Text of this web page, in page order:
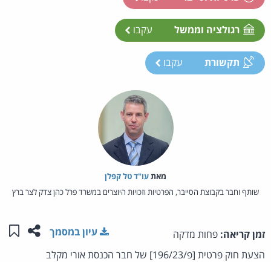
רגולציה וממשל עקבו
תקשורת עקבו
מאת‏עו"ד טל קפלן
שותף וחבר בקבוצת הסייבר, הפרטיות וזכויות היוצרים במשרד פרל כהן צדק לצר ברץ
זמן קריאה: פחות מדקה שתפו
עיון במסמך
הצעת חוק פרטית [פ/196/23] של חבר הכנסת אורי מקלב